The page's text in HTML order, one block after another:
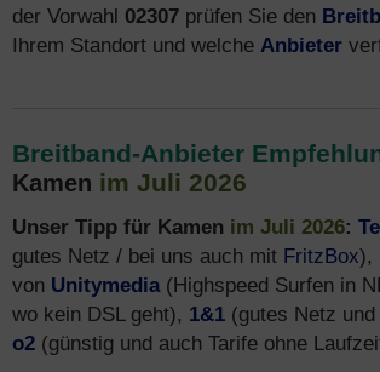
der Vorwahl 02307 prüfen Sie den
Ihrem Standort und welche Anbieter
Breitband-Anbieter
Kamen im Juli 2026
Unser Tipp für Kamen im Juli 2026:
gutes Netz / bei uns auch mit FritzBox),
von Unitymedia(Highspeed Surfen in
wo kein DSL geht), 1&1 (gutes Netz
o2 (günstig und auch Tarife ohne